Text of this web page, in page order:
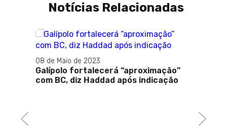
Notícias Relacionadas
Previous
08 de Maio de 2023
Galípolo fortalecerá “aproximação”
com BC, diz Haddad após indicação
Next